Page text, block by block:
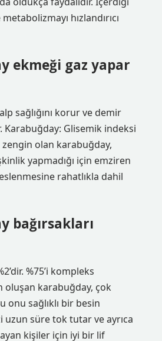
hızlandırıcı
ekmeği gaz yapar
sağlığını korur ve demir
Karabuğday: Glisemik indeksi
zengin olan karabuğday,
yapmadığı için emziren
rahatlıkla dahil
bağırsakları
%75’i kompleks
karabuğday, çok
onu sağlıklı bir besin
uzun süre tok tutar ve ayrıca
kişiler için iyi bir lif